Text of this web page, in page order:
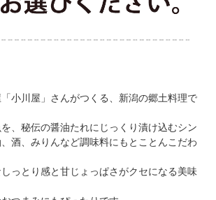
小川屋」さんがつくる、新潟の郷土料理で
、秘伝の醤油たれにじっくり漬け込むシン
酒、みりんなど調味料にもとことんこだわ
っとり感と甘じょっぱさがクセになる美味